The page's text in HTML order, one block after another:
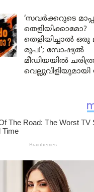
‘സവർക്കറുടെ
തെളിയിക്കാമോ?
തെളിയിച്ചാൽ ഒരു
രൂപ!’; സോഷ്യൽ
മീഡിയയിൽ ചരിത്ര